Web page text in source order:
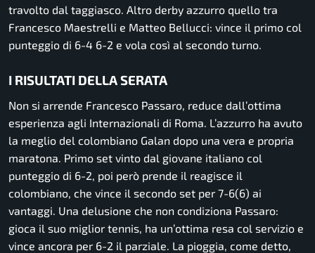
travolto dal taggiasco. Altro derby azzurro quello tra
Francesco Maestrelli e Matteo Bellucci: vince il primo col
punteggio di 6-4 6-2 e vola così al secondo turno.
I RISULTATI DELLA SERATA
Non si arrende Francesco Passaro, reduce dall’ottima
esperienza agli Internazionali di Roma. L’azzurro ha avuto
la meglio del colombiano Galan dopo una vera e propria
maratona. Primo set vinto dal giovane italiano col
punteggio di 6-2, poi però prende il reagisce il
colombiano, che vince il secondo set per 7-6(6) ai
vantaggi. Una delusione che non condiziona Passaro:
gioca il suo miglior tennis, ha un’ottima resa col servizio e
vince ancora per 6-2 il parziale. La pioggia, come detto,